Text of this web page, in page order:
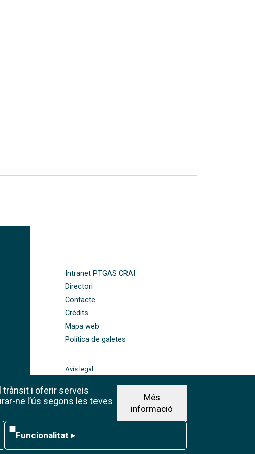
Intranet PTGAS CRAI
Directori
Contacte
Crèdits
Mapa web
Política de galetes
Avís legal
Barcelona
Creative Commons 4.0
trànsit i oferir serveis
ne l’ús segons les teves
Més
informació
Funcionalitat
Funcionalitat▸